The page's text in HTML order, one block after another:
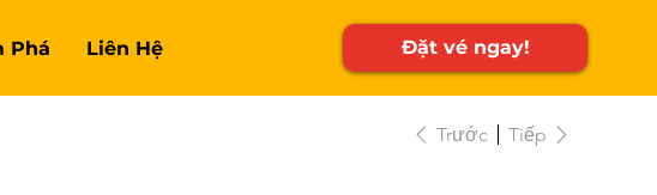
Phá Liên Hệ Đặt vé ngay!
Trước Tiếp